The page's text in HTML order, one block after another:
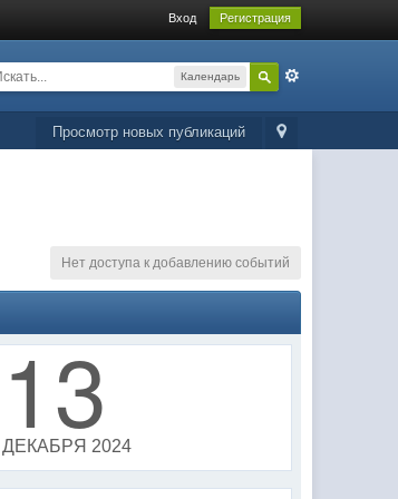
Вход Регистрация
Календарь
Просмотр новых публикаций
Нет доступа к добавлению событий
13
ДЕКАБРЯ 2024